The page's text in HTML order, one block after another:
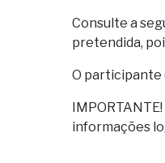
Consulte a
pretendida,
O participante
informações